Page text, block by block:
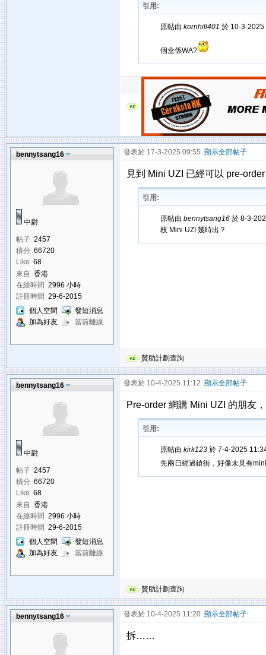
引用:
原帖由 kornhill401 於 10-3-
個盒係WA?
bennytsang16
中尉
帖子 2457
積分 66720
Like 68
來自 香港
在線時間 2996 小時
註冊時間 29-6-2015
個人空間
發短消息
加為好友
當前離線
發表於 17-3-2025 09:55 顯示全部帖子
見到 Mini UZI 已經可以 pre-
引用:
原帖由 bennytsang16於 8-3-
枝 Mini UZI 幾時出？
贊助計劃查詢
bennytsang16
中尉
帖子 2457
積分 66720
Like 68
來自 香港
在線時間 2996 小時
註冊時間 29-6-2015
個人空間
發短消息
加為好友
當前離線
發表於 10-4-2025 11:12 顯示全部帖子
Pre-order 網購 Mini UZI 的朋友
引用:
原帖由 kirk123於 7-4-2025
先兩日經過鎗街，好像未見有
贊助計劃查詢
bennytsang16 發表於 10-4-2025 11:20 顯示全部帖子
拆……